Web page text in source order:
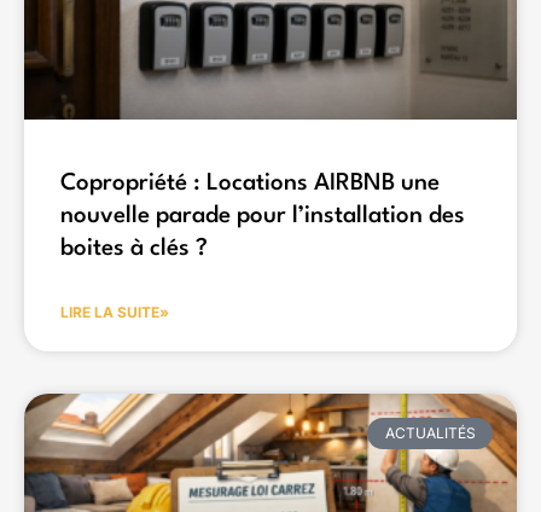
Copropriété : Locations AIRBNB une
nouvelle parade pour l’installation des
boites à clés ?
LIRE LA SUITE»
ACTUALITÉS